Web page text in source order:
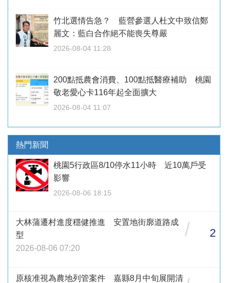
竹北選情告急？ 藍營參選人杜文中致信鄭
麗文：藍白合作絕不能喪失尊嚴
2026-08-04 11:28
200點抵農會消費、100點抵醫療補助 桃園
敬老愛心卡116年起全面擴大
2026-08-04 11:07
熱門新聞
桃園5行政區8/10停水11小時 近10萬戶受
影響
2026-08-06 18:15
大林蒲遷村進度穩健推進 安置地街廓道路成
型
2026-08-06 07:20
/ 2
原核准視為農地列管案件 嘉縣8月中旬展開清